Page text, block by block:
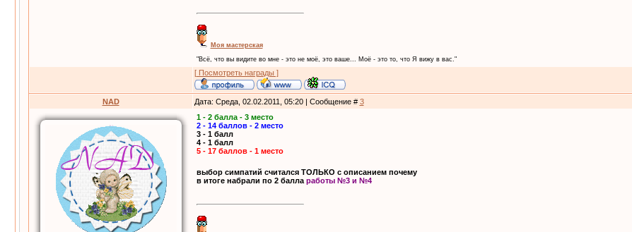
Моя мастерская
"Всё, что вы видите во мне - это не моё, это ваше... Моё - это то, что Я вижу в вас."
[ Посмотреть награды ]
NAD Дата: Среда, 02.02.2011, 05:20 | Сообщение # 3
1 - 2 балла - 3 место
2 - 14 баллов - 2 место
3 - 1 балл
4 - 1 балл
5 - 17 баллов - 1 место
выбор симпатий считался ТОЛЬКО с описанием почему
в итоге набрали по 2 балла работы №3 и №4